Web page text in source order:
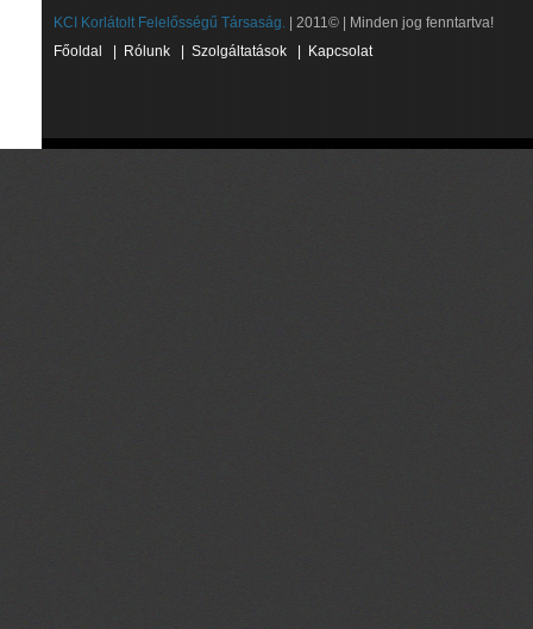
KCI Korlátolt Felelősségű Társaság. | 2011© | Minden jog fenntartva!
Főoldal
Rólunk Szolgáltatások Kapcsolat